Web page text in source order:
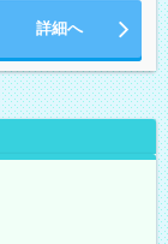
詳細へ